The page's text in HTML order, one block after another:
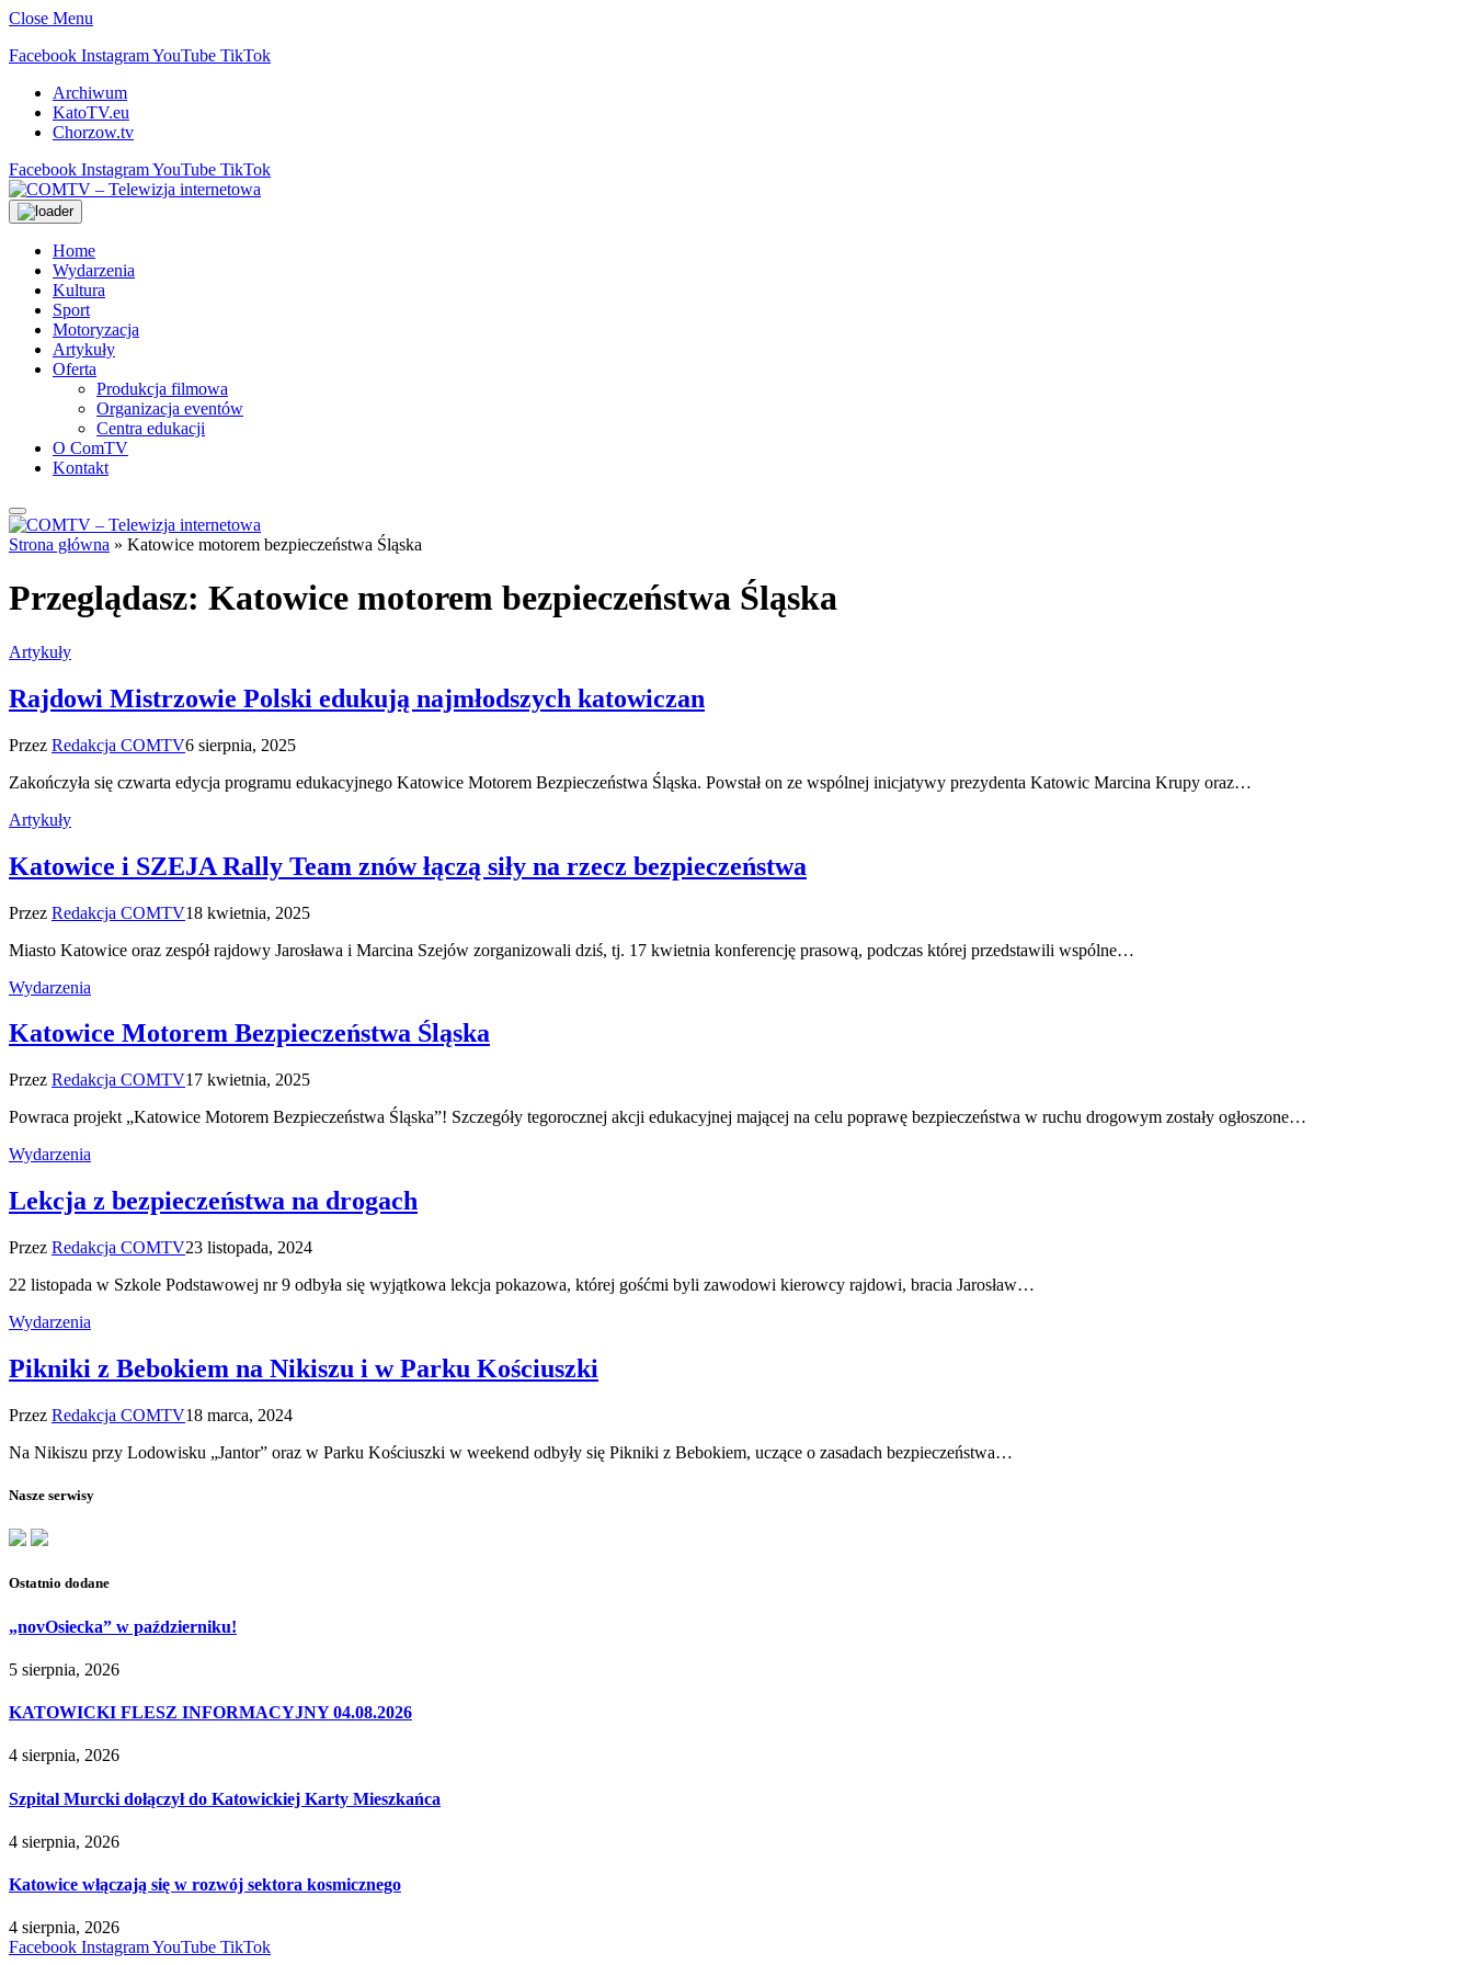
Close Menu
Facebook InstagramYouTube TikTok
Archiwum
KatoTV.eu
Chorzow.tv
Facebook InstagramYouTube TikTok
Home
Wydarzenia
Kultura
Sport
Motoryzacja
Artykuły
Oferta
Produkcja filmowa
Organizacja eventów
Centra edukacji
O ComTV
Kontakt
Strona główna » Katowice motorem bezpieczeństwa Śląska
Przeglądasz: Katowice motorem bezpieczeństwa Śląska
Artykuły
Rajdowi Mistrzowie Polski edukują najmłodszych katowiczan
Przez Redakcja COMTV6 sierpnia, 2025
Zakończyła się czwarta edycja programu edukacyjnego Katowice Motorem Bezpieczeństwa Śląska. Powstał on ze wspólnej inicjatywy prezydenta Katowic Marcina Krupy oraz…
Artykuły
Katowice i SZEJA Rally Team znów łączą siły na rzecz bezpieczeństwa
Przez Redakcja COMTV18 kwietnia, 2025
Miasto Katowice oraz zespół rajdowy Jarosława i Marcina Szejów zorganizowali dziś, tj. 17 kwietnia konferencję prasową, podczas której przedstawili wspólne…
Wydarzenia
Katowice Motorem Bezpieczeństwa Śląska
Przez Redakcja COMTV17 kwietnia, 2025
Powraca projekt „Katowice Motorem Bezpieczeństwa Śląska”! Szczegóły tegorocznej akcji edukacyjnej mającej na celu poprawę bezpieczeństwa w ruchu drogowym zostały ogłoszone…
Wydarzenia
Lekcja z bezpieczeństwa na drogach
Przez Redakcja COMTV23 listopada, 2024
22 listopada w Szkole Podstawowej nr 9 odbyła się wyjątkowa lekcja pokazowa, której gośćmi byli zawodowi kierowcy rajdowi, bracia Jarosław…
Wydarzenia
Pikniki z Bebokiem na Nikiszu i w Parku Kościuszki
Przez Redakcja COMTV18 marca, 2024
Na Nikiszu przy Lodowisku „Jantor” oraz w Parku Kościuszki w weekend odbyły się Pikniki z Bebokiem, uczące o zasadach bezpieczeństwa…
Nasze serwisy
Ostatnio dodane
„novOsiecka” w październiku!
5 sierpnia, 2026
KATOWICKI FLESZ INFORMACYJNY 04.08.2026
4 sierpnia, 2026
Szpital Murcki dołączył do Katowickiej Karty Mieszkańca
4 sierpnia, 2026
Katowice włączają się w rozwój sektora kosmicznego
4 sierpnia, 2026
Facebook InstagramYouTube TikTok